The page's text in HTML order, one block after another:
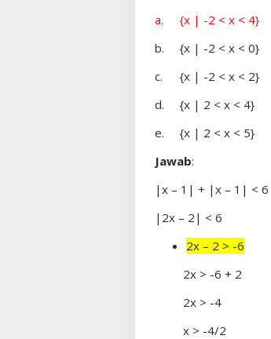
a.
{x | -2 < x < 4}
b.
{x | -2 < x < 0}
c.
{x | -2 < x < 2}
d.
{x | 2 < x < 4}
e.
{x | 2 < x < 5}
Jawab:
|x – 1| + |x – 1| < 6
|2x – 2| < 6
2x – 2 > -6
2x > -6 + 2
2x > -4
x > -4/2